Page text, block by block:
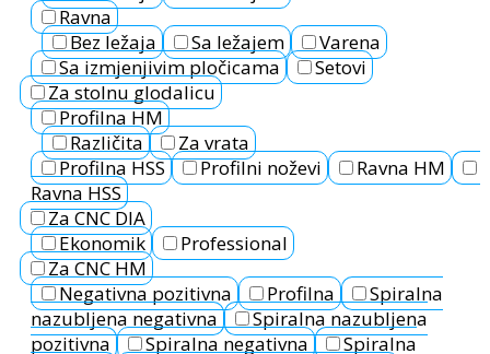
Ravna
Bez ležaja
Sa ležajem
Varena
Sa izmjenjivim pločicama
Setovi
Za stolnu glodalicu
Profilna HM
Različita
Za vrata
Profilna HSS
Profilni noževi
Ravna HM
Ravna HSS
Za CNC DIA
Ekonomik
Professional
Za CNC HM
Negativna pozitivna
Profilna
Spiralna
nazubljena negativna
Spiralna nazubljena
pozitivna
Spiralna negativna
Spiralna